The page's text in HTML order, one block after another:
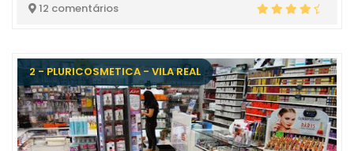
12 comentários
2 - PLURICOSMETICA - VILA REAL